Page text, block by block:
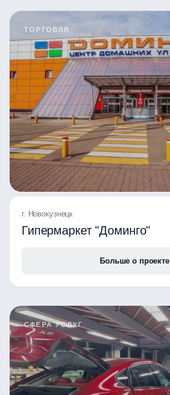
ТОРГОВЛЯ
г. Новокузнецк
Гипермаркет "Доминго"
Больше о проекте
СФЕРА УСЛУГ